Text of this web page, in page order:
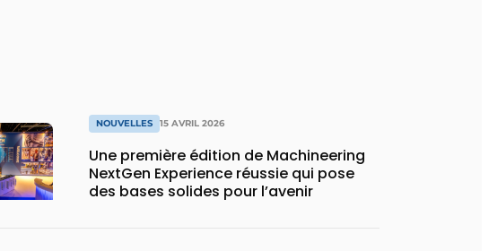
NOUVELLES 15 AVRIL 2026
Une première édition de Machineering
NextGen Experience réussie qui pose
des bases solides pour l’avenir